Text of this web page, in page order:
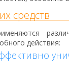
средств
действия: